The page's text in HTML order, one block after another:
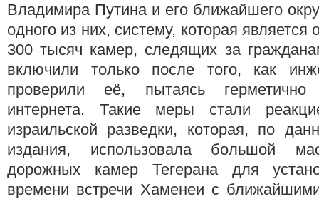
Владимира Путина и его ближайшего
одного из них, систему, которая является
300 тысяч камер, следящих за
включили только после того, как
проверили её, пытаясь герметично
интернета. Такие меры стали
израильской разведки, которая, по
издания, использовала большой
дорожных камер Тегерана для
времени встречи Хаменеи с